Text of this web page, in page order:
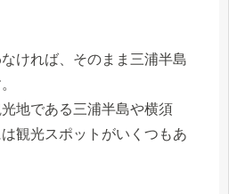
ければ、そのまま三浦半島
地である三浦半島や横須
観光スポットがいくつもあ